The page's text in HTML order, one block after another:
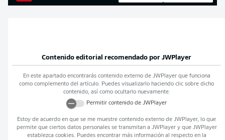
Contenido editorial recomendado por JWPlayer
En este apartado encontrarás contenido externo de JWPlayerque funciona
como complemento del artículo. Puedes visualizarlo haciendo clic sobre dicho
contenido, así como ocultarlo nuevamente.
Permitir contenido de JWPlayer
Estoy de acuerdo en que se me muestre contenido externo de JWPlayer, lo que
permite que ciertos datos personales se transmitan a JWPlayery que JWPlayer
establezca cookies. Puedes encontrar más información al respecto en la